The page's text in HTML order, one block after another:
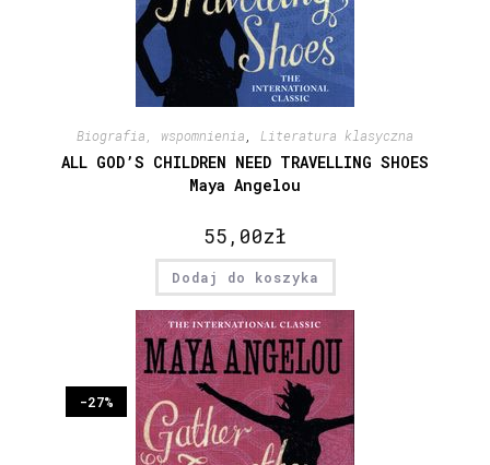
Biografia, wspomnienia Literatura klasyczna
ALL GOD’S CHILDREN NEED TRAVELLING SHOES
Maya Angelou
55,00zł
Dodaj do koszyka
-27%